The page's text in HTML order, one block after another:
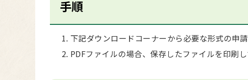
手順
下記ダウンロードコーナーから必要な形式の申
PDFファイルの場合、保存したファイルを印刷し